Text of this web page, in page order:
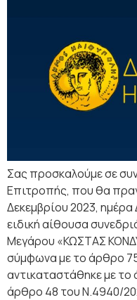
Σας προσκαλούμε σε
Επιτροπής, που θα
Δεκεμβρίου 2023,
ειδική αίθουσα
Μεγάρου «ΚΩΣΤΑΣ
σύμφωνα με τo άρθρο
αντικαταστάθηκε με
άρθρο 48 του Ν.4940/